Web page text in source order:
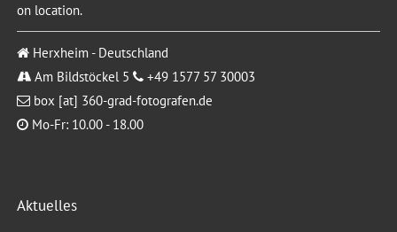
on location.
Herxheim - Deutschland
Am Bildstöckel 5
+49 1577 57 30003
box [at] 360-grad-fotografen.de
Mo-Fr: 10.00 - 18.00
Aktuelles